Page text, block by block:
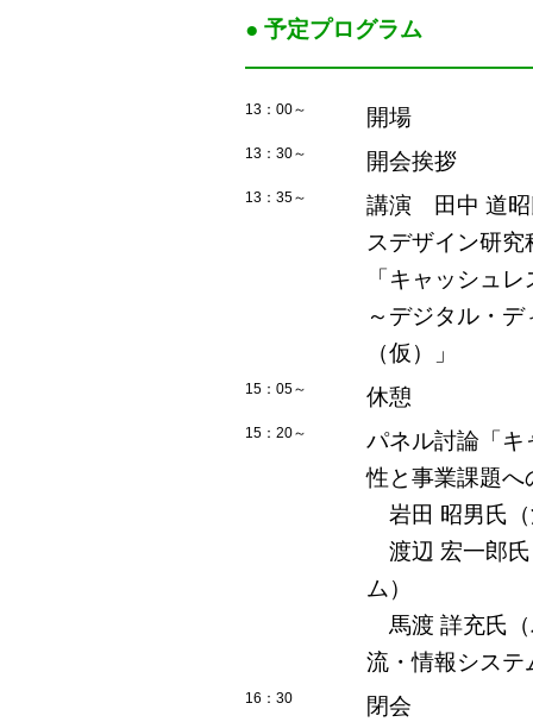
● 予定プログラム
13：00～ 開場
13：30～ 開会挨拶
13：35～
講演 田中 道昭
スデザイン研究
「キャッシュ
～デジタル・
（仮）」
15：05～ 休憩
15：20～
パネル討論「キ
性と事業課題へ
岩田 昭男氏（
渡辺 宏一郎氏
ム）
馬渡 詳充氏（
流・情報システ
16：30 閉会